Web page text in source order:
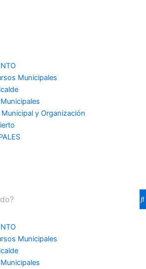
Municipales
y Organización
Municipales